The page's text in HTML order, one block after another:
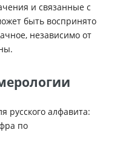
и связанные с
быть воспринято
независимо от
русского алфавита:
по